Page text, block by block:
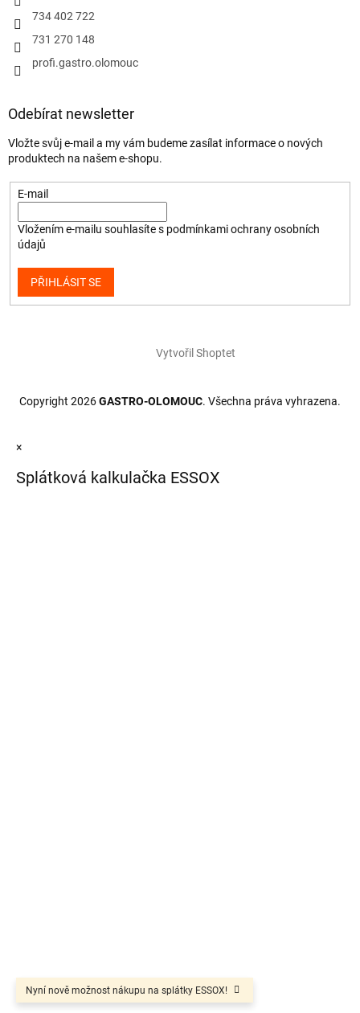
Nyní nově možnost nákupu na splátky ESSOX!
734 402 722
731 270 148
profi.gastro.olomouc
Odebírat newsletter
Vložte svůj e-mail a my vám budeme zasílat informace o nových
produktech na našem e-shopu.
E-mail
Vložením e-mailu souhlasíte s podmínkami ochrany osobních
údajů
PŘIHLÁSIT SE
Vytvořil Shoptet
Copyright 2026GASTRO-OLOMOUC. Všechna práva vyhrazena.
×
Splátková kalkulačka ESSOX